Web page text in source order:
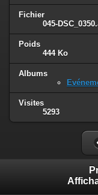
Fichier
045-
Poids
444 Ko
Albums
Visites
5293